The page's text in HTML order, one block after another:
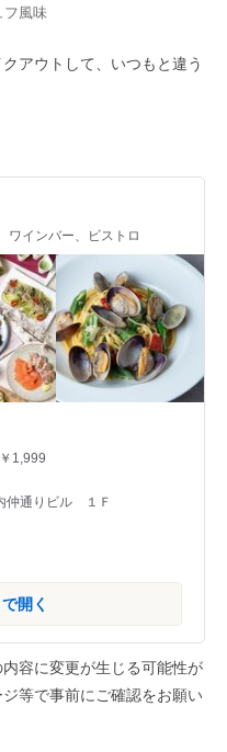
フ風味
アウトして、いつもと違う
ワインバー、ビストロ
1,999
仲通りビル １Ｆ
開く
容に変更が生じる可能性が
等で事前にご確認をお願い